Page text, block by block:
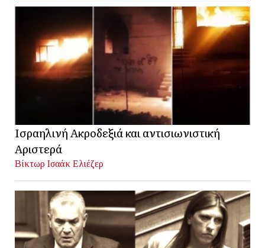
Ισραηλινή Ακροδεξιά και αντισιωνιστική
Αριστερά
Βίκτωρ Ισαάκ Ελιέζερ